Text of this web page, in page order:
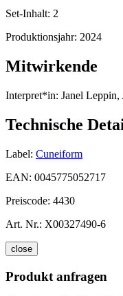
Set-Inhalt: 2
Produktionsjahr: 2024
Mitwirkende
Interpret*in: Janel
Technische
Label: Cuneiform
EAN: 0045775052717
Preiscode: 4430
Art. Nr.: X00327490-6
close
Produkt anfragen